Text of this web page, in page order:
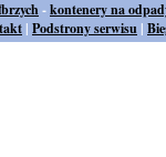
-kontenery na
| Podstrony serwisu |